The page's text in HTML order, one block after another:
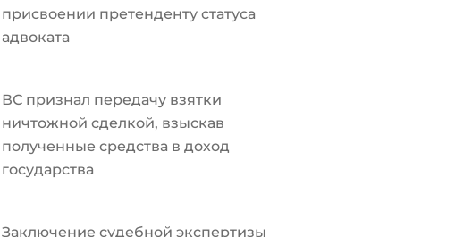
присвоении претенденту статуса
адвоката
ВС признал передачу взятки
ничтожной сделкой, взыскав
полученные средства в доход
государства
Заключение судебной экспертизы